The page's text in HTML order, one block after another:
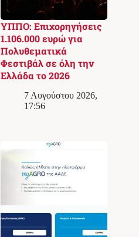
ΥΠΠΟ: Επιχορηγήσεις
1.106.000 ευρώ για
Πολυθεματικά
Φεστιβάλ σε όλη την
Ελλάδα το 2026
7 Αυγούστου 2026,
17:56